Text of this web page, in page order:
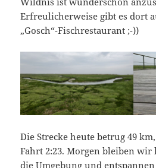
Erfreulicherweise gibt es dort
„Gosch“-Fischrestaurant ;-))
Die Strecke heute betrug 49
Fahrt 2:23. Morgen bleiben
die Umgebung und